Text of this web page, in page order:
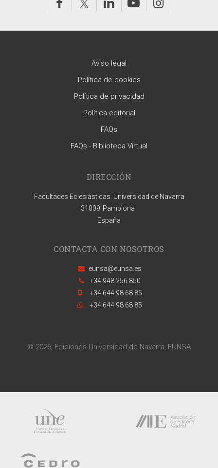
Aviso legal
Política de cookies
Política de privacidad
Política editorial
FAQs
FAQs - Biblioteca Virtual
DIRECCIÓN
Facultades Eclesiásticas. Universidad de Navarra
31009 Pamplona
España
CONTACTA CON NOSOTROS
eunsa@eunsa.es
+34 948 256 850
+34 644 98 68 85
+34 644 98 68 85
© 2026, Ediciones Universidad de Navarra, EUNSA